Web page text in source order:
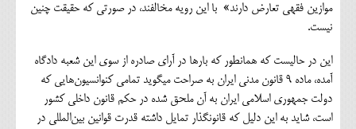
موازین فقهی تعارض دارند» با این رویه مخالفند، در صورتی که حقیقت چنین
نیست.
این در حالیست که همانطور که بارها در آرای صادره از سوی این شعبه دادگاه
آمده، ماده 9 قانون مدنی ایران به صراحت می‎گوید تمامی کنوانسیون‌هایی که
دولت جمهوری اسلامی ایران به آن ملحق شده در حکم قانون داخلی کشور
است، شاید به این دلیل که قانونگذار تمایل داشته قدرت قوانین بین‌المللی در